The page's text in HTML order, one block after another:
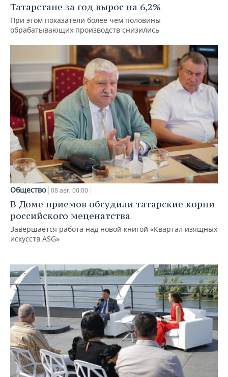
Татарстане за год вырос на 6,2%
При этом показатели более чем половины
обрабатывающих производств снизились
Общество 08 авг, 00:00
В Доме приемов обсудили татарские корни
российского меценатства
Завершается работа над новой книгой «Квартал изящных
искусств ASG»